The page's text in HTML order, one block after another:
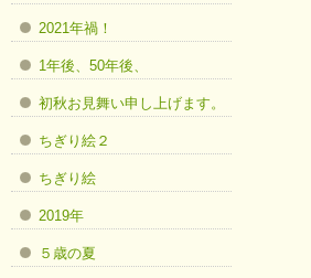
2021年禍！
1年後、50年後、
初秋お見舞い申し上げます。
ちぎり絵２
ちぎり絵
2019年
５歳の夏